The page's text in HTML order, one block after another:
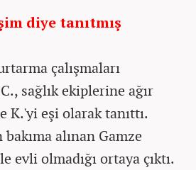
diye tanıtmış
çalışmaları
sağlık ekiplerine ağır
K.'yi eşi olarak tanıttı.
alınan Gamze
evli olmadığı ortaya çıktı.